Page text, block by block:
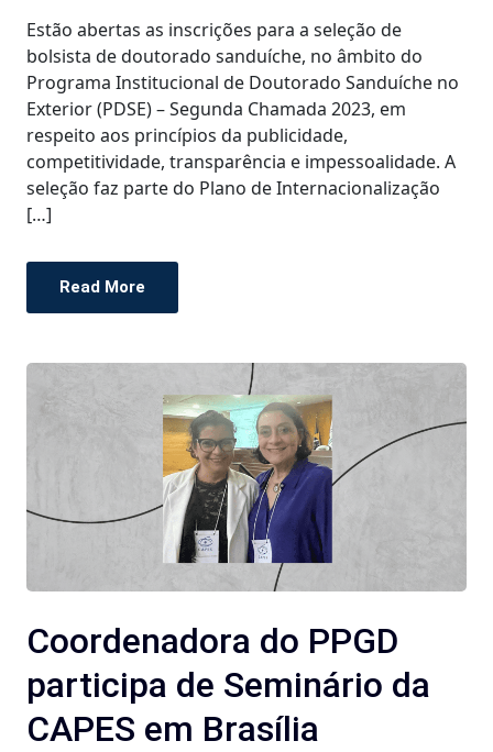
Estão abertas as inscrições para a seleção de
bolsista de doutorado sanduíche, no âmbito do
Programa Institucional de Doutorado Sanduíche no
Exterior (PDSE) – Segunda Chamada 2023, em
respeito aos princípios da publicidade,
competitividade, transparência e impessoalidade. A
seleção faz parte do Plano de Internacionalização
[…]
Read More
Coordenadora do PPGD
participa de Seminário da
CAPES em Brasília